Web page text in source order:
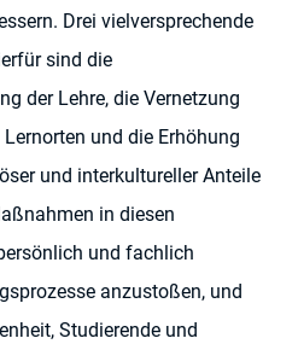
Drei vielversprechende
sind die
der Lehre, die Vernetzung
und die Erhöhung
und interkultureller Anteile
in diesen
und fachlich
anzustoßen, und
Studierende und